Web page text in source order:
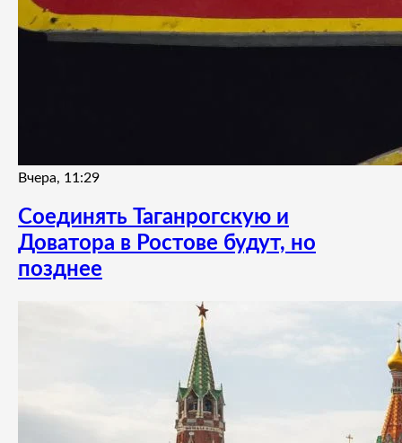
Вчера, 11:29
Соединять Таганрогскую и
Доватора в Ростове будут, но
позднее